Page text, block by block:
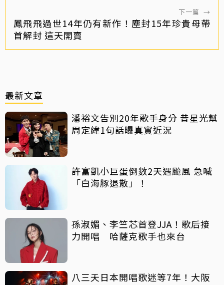
下一篇 →
鳳飛飛過世14年仍有新作！塵封15年珍貴母帶
首解封 這天開賣
最新文章
潘裕文告別20年歌手身分 昔星光幫
周定緯1句話曝真實近況
許富凱小巨蛋倒數2天遇颱風 急喊
「白海豚退散」！
孫淑媚、李竺芯首登JJA！歌后接
力開唱 哈薩克歌手也來台
八三夭日本開唱歌迷等7年！大阪